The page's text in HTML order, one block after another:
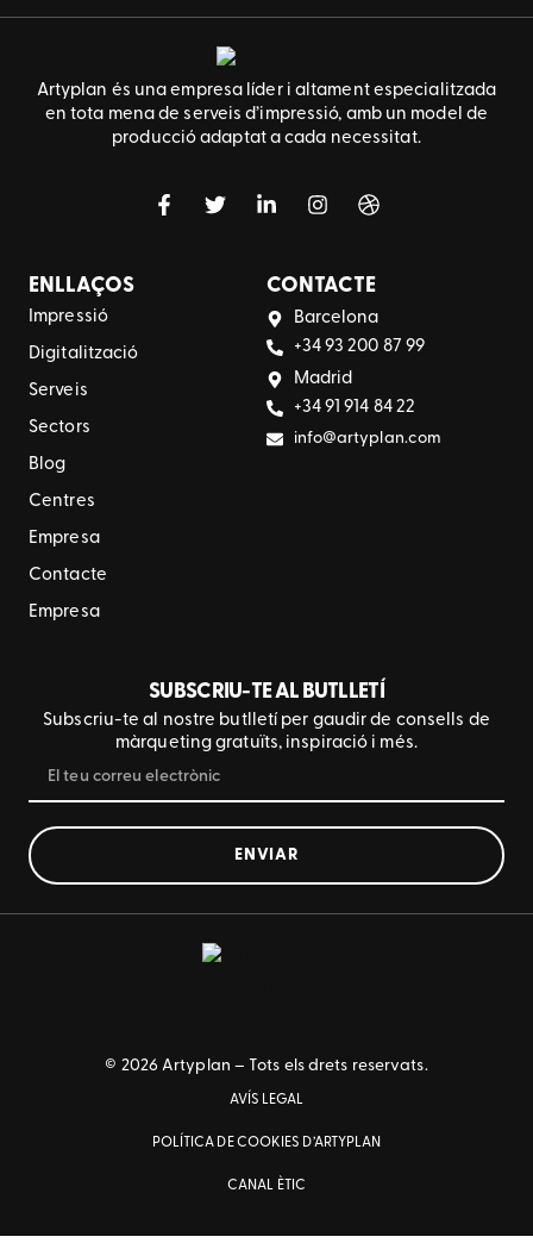
Artyplan és una empresa líder i altament especialitzada
en tota mena de serveis d’impressió, amb un model de
producció adaptat a cada necessitat.
ENLLAÇOS
Impressió
Digitalització
Serveis
Sectors
Blog
Centres
Empresa
Contacte
Empresa
CONTACTE
Barcelona
+34 93 200 87 99
Madrid
+34 91 914 84 22
info@artyplan.com
SUBSCRIU-TE AL BUTLLETÍ
Subscriu-te al nostre butlletí per gaudir de consells de
màrqueting gratuïts, inspiració i més.
ENVIAR
© 2026 Artyplan – Tots els drets reservats.
AVÍS LEGAL
POLÍTICA DE COOKIES D’ARTYPLAN
CANAL ÈTIC